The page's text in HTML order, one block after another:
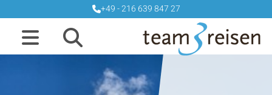
+49 - 216 639 847 27